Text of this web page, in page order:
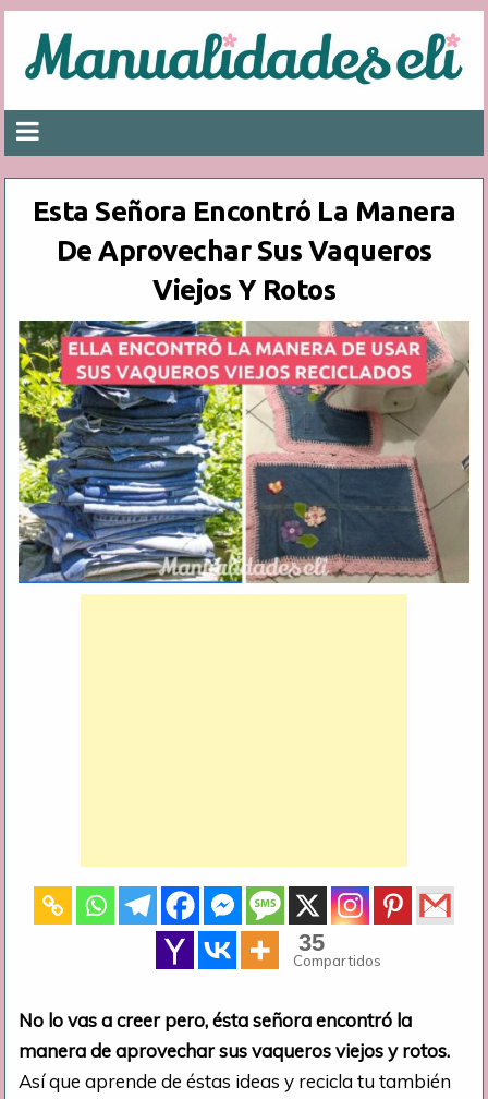
Esta Señora Encontró La Manera
De Aprovechar Sus Vaqueros
Viejos Y Rotos
35
Compartidos
No lo vas a creer pero, ésta señora encontró la
manera de aprovechar sus vaqueros viejos y rotos.
Así que aprende de éstas ideas y recicla tu también